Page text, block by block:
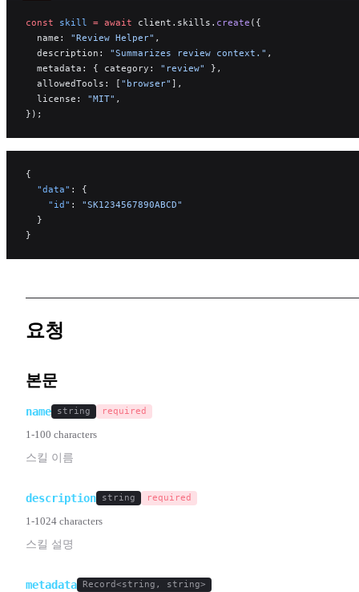
const skill = await client.skills. create ({
  name:
"Review Helper" ,
  description:
"Summarizes review context." ,
  metadata: { category:
"review"
},
  allowedTools: [
"browser" ],
  license:
"MIT" ,
});
{
  "data"
: {
    "id"
: "SK1234567890ABCD"
  }
}
요청
본문
name string required
1-100 characters
스킬 이름
description string required
1-1024 characters
스킬 설명
metadata Record<string, string>